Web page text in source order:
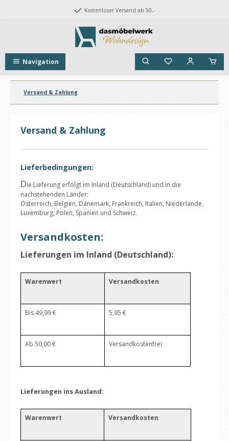
Zum Hauptinhalt springenKostenloser Versand ab 50,-
Navigation
Versand & Zahlung
Versand & Zahlung
Lieferbedingungen:
Die Lieferung erfolgt im Inland (Deutschland) und in die
nachstehenden Länder:
Österreich, Belgien, Dänemark, Frankreich, Italien, Niederlande,
Luxemburg, Polen, Spanien und Schweiz.
Versandkosten:
Lieferungen im Inland (Deutschland):
Warenwert Versandkosten
Bis 49,99 € 5,95 €
Ab 50,00 € Versandkostenfrei
Lieferungen ins Ausland:
Warenwert Versandkosten